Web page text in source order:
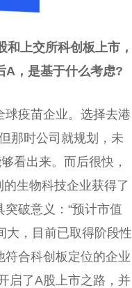
上交所科创板上市，
A，是基于什么考虑?
球疫苗企业。选择去港
那时公司就规划，未
看出来。而后很快，
生物科技企业获得了
破意义：“预计市值
大，目前已取得阶段性
合科创板定位的企业
启了A股上市之路，并